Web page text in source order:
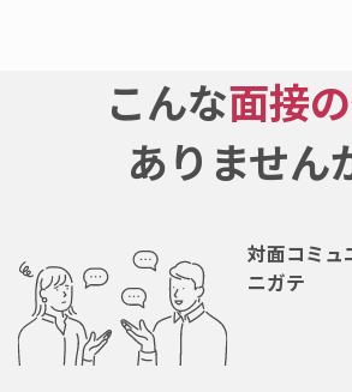
こんな面接
ありません
対面コミュ
ニガテ